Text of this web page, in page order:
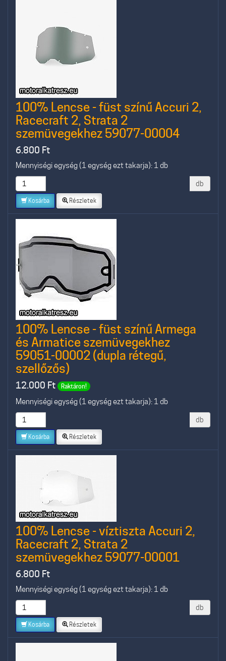
100% Lencse - füst színű Accuri 2,
Racecraft 2, Strata 2
szemüvegekhez 59077-00004
6.800 Ft
Mennyiségi egység (1 egység ezt takarja): 1 db
db
Kosárba Részletek
100% Lencse - füst színű Armega
és Armatice szemüvegekhez
59051-00002 (dupla rétegű,
szellőzős)
12.000 Ft Raktáron!
Mennyiségi egység (1 egység ezt takarja): 1 db
db
Kosárba Részletek
100% Lencse - víztiszta Accuri 2,
Racecraft 2, Strata 2
szemüvegekhez 59077-00001
6.800 Ft
Mennyiségi egység (1 egység ezt takarja): 1 db
db
Kosárba Részletek